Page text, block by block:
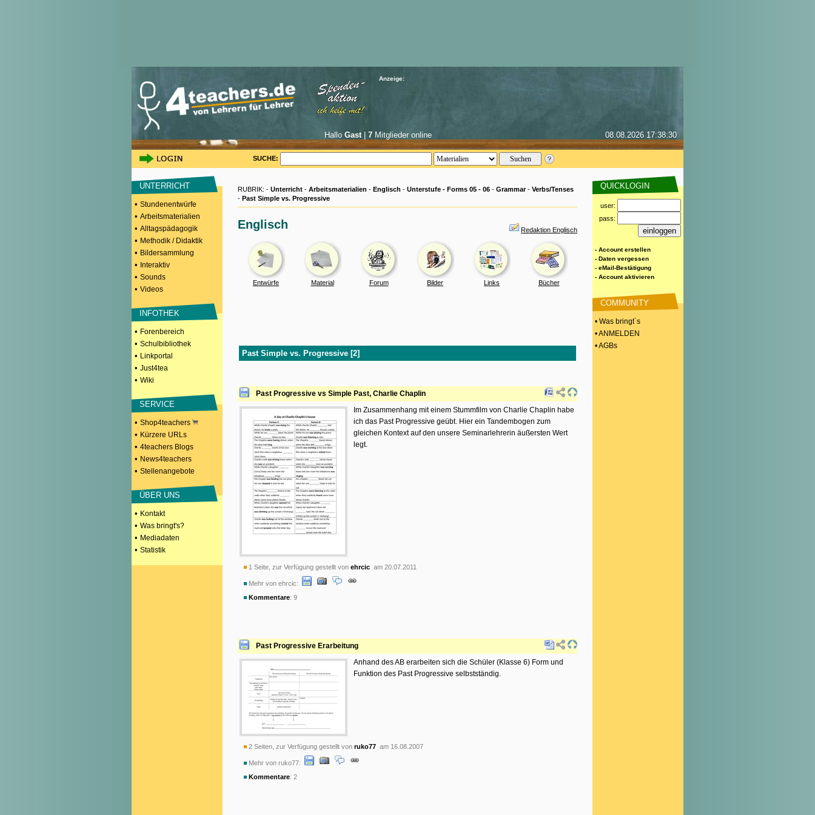
Anzeige:
Hallo Gast| 7Mitglieder online 08.08.2026 17:38:30
SUCHE:
UNTERRICHT
• Stundenentwürfe
• Arbeitsmaterialien
• Alltagspädagogik
• Methodik / Didaktik
• Bildersammlung
• Interaktiv
• Sounds
• Videos
INFOTHEK
• Forenbereich
• Schulbibliothek
• Linkportal
• Just4tea
• Wiki
SERVICE
• Shop4teachers
• Kürzere URLs
• 4teachers Blogs
• News4teachers
• Stellenangebote
ÜBER UNS
• Kontakt
• Was bringt's?
• Mediadaten
• Statistik
RUBRIK: - Unterricht - Arbeitsmaterialien - Englisch - Unterstufe - Forms 05 - 06 - Grammar- Verbs/Tenses
- Past Simple vs. Progressive
Englisch Redaktion Englisch
Entwürfe Material Forum Bilder Links Bücher
Past Simple vs. Progressive [2]
Past Progressive vs Simple Past, Charlie Chaplin
Im Zusammenhang mit einem Stummfilm von Charlie Chaplin habe
ich das Past Progressive geübt. Hier ein Tandembogen zum
gleichen Kontext auf den unsere Seminarlehrerin äußersten Wert
legt.
1 Seite, zur Verfügung gestellt von ehrcic am 20.07.2011
Mehr von ehrcic:
Kommentare: 9
Past Progressive Erarbeitung
Anhand des AB erarbeiten sich die Schüler (Klasse 6) Form und
Funktion des Past Progressive selbstständig.
2 Seiten, zur Verfügung gestellt von ruko77 am 16.08.2007
Mehr von ruko77:
Kommentare: 2
QUICKLOGIN
user:
pass:
- Account erstellen
- Daten vergessen
- eMail-Bestätigung
- Account aktivieren
COMMUNITY
• Was bringt´s
• ANMELDEN
• AGBs